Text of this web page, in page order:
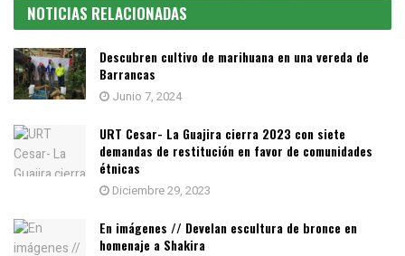
NOTICIAS RELACIONADAS
Descubren cultivo de marihuana en una vereda de
Barrancas
Junio 7, 2024
URT Cesar- La Guajira cierra 2023 con siete
demandas de restitución en favor de comunidades
étnicas
Diciembre 29, 2023
En imágenes // Develan escultura de bronce en
homenaje a Shakira